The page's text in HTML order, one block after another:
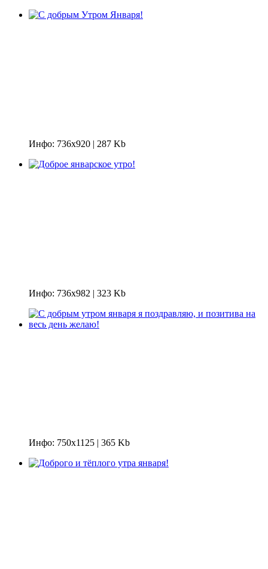
Инфо: 736х920 | 287 Kb
Инфо: 736х982 | 323 Kb
Инфо: 750х1125 | 365 Kb